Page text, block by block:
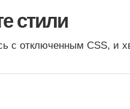
стили
с отключенным CSS, и